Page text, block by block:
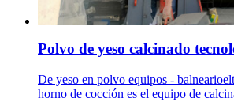
Polvo de yeso calcinado
De yeso en polvo equipos -
horno de cocción es el equipo de